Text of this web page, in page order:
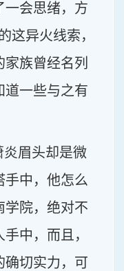
一会思绪，方
这异火线索，
族曾经名列
道一些与之有
炎眉头却是微
手中，他怎么
学院，绝对不
中，而且，
确切实力，可